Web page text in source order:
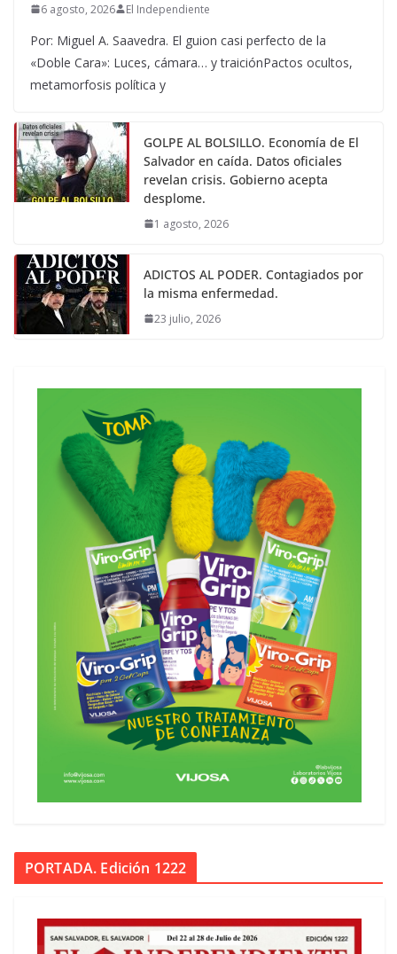
6 agosto, 2026 El Independiente
Por: Miguel A. Saavedra. El guion casi perfecto de la
«Doble Cara»: Luces, cámara… y traiciónPactos ocultos,
metamorfosis política y
GOLPE AL BOLSILLO. Economía de El
Salvador en caída. Datos oficiales
revelan crisis. Gobierno acepta
desplome.
1 agosto, 2026
ADICTOS AL PODER. Contagiados por
la misma enfermedad.
23 julio, 2026
PORTADA. Edición 1222